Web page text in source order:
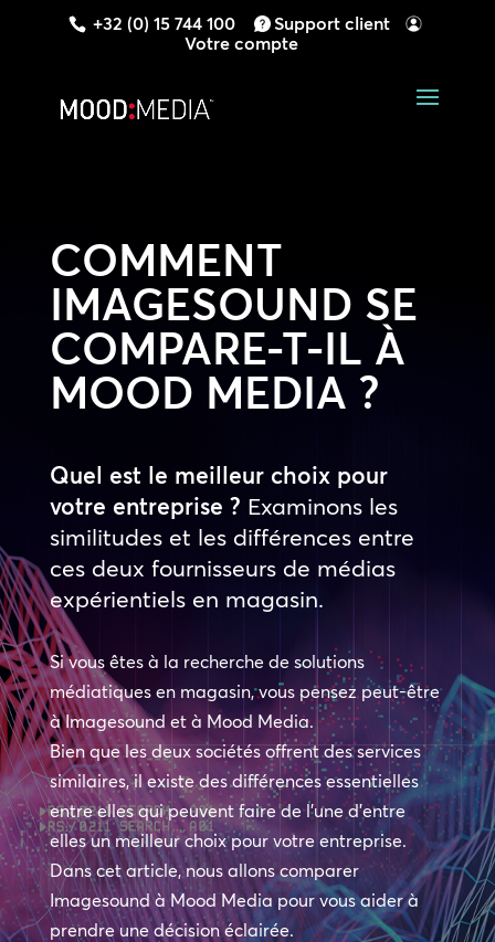
+32 (0) 15 744 100
Support client
Votre compte
COMMENT
IMAGESOUND SE
COMPARE-T-IL À
MOOD MEDIA ?
Quel est le meilleur choix pour
votre entreprise ? Examinons les
similitudes et les différences entre
ces deux fournisseurs de médias
expérientiels en magasin.
Si vous êtes à la recherche de solutions
médiatiques en magasin, vous pensez peut-être
à Imagesound et à Mood Media.
Bien que les deux sociétés offrent des services
similaires, il existe des différences essentielles
entre elles qui peuvent faire de l’une d’entre
elles un meilleur choix pour votre entreprise.
Dans cet article, nous allons comparer
Imagesound à Mood Media pour vous aider à
prendre une décision éclairée.